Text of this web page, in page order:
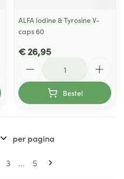
ALFA Iodine & Tyrosine V-
caps 60
€ 26,95
Bestel
Pagina's
momenteel pagina
Pagina
3 ... Pagina
5
per pagina